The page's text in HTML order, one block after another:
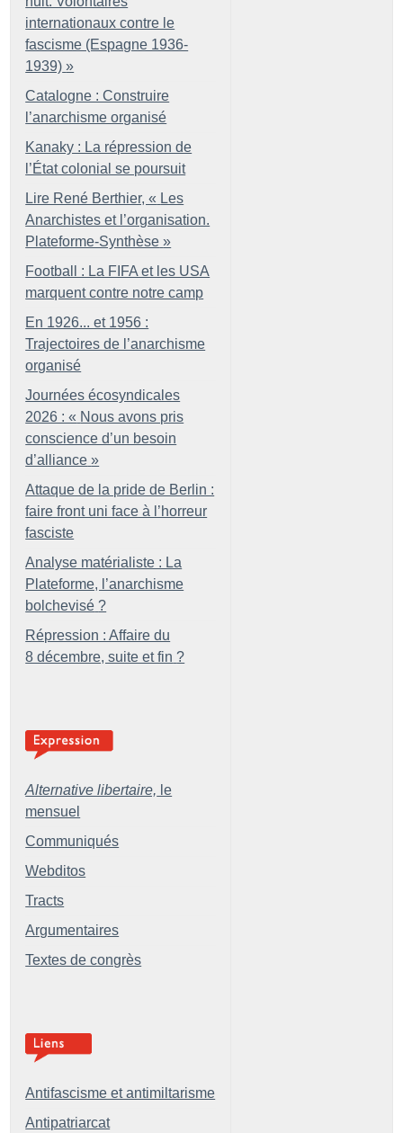
internationaux contre le
fascisme (Espagne 1936-
1939) »
Catalogne : Construire
l’anarchisme organisé
Kanaky : La répression de
l’État colonial se poursuit
Lire René Berthier, « Les
Anarchistes et l’organisation.
Plateforme-Synthèse »
Football : La FIFA et les USA
marquent contre notre camp
En 1926... et 1956 :
Trajectoires de l’anarchisme
organisé
Journées écosyndicales
2026 : « Nous avons pris
conscience d’un besoin
d’alliance »
Attaque de la pride de Berlin :
faire front uni face à l’horreur
fasciste
Analyse matérialiste : La
Plateforme, l’anarchisme
bolchevisé ?
Répression : Affaire du
8 décembre, suite et fin ?
Alternative libertaire, le
mensuel
Communiqués
Webditos
Tracts
Argumentaires
Textes de congrès
Antifascisme et antimiltarisme
Antipatriarcat